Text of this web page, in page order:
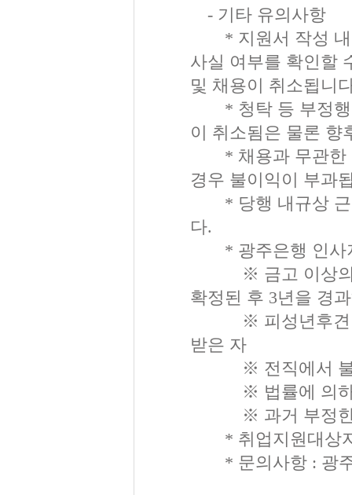
- 기타 유의사항
* 지원서 작성 내
사실 여부를 확인할
및 채용이 취소됩니
* 청탁 등 부정행
이 취소됨은 물론 향
* 채용과 무관한
경우 불이익이 부과
* 당행 내규상 근
다.
* 광주은행 인사
※ 금고 이상의 형
확정된 후 3년을 경
※ 피성년후견인(
받은 자
※ 전직에서 불미
※ 법률에 의하여
※ 과거 부정한 채
* 취업지원대상자
* 문의사항 : 광주